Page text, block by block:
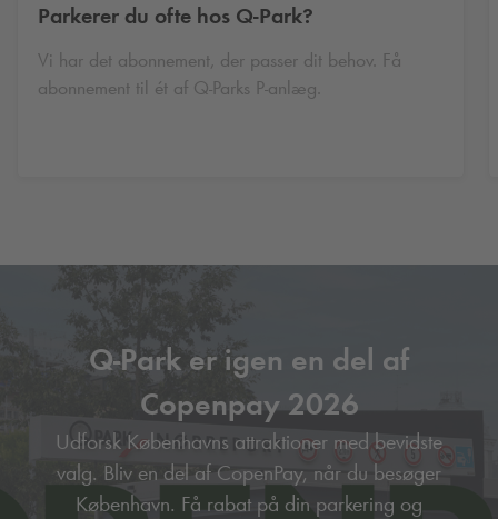
Parkerer du ofte hos Q-Park?
Vi har det abonnement, der passer dit behov. Få
abonnement til ét af Q-Parks P-anlæg.
Q-Park er igen en del af
Copenpay 2026
Udforsk Københavns attraktioner med bevidste
valg. Bliv en del af CopenPay, når du besøger
København. Få rabat på din parkering og